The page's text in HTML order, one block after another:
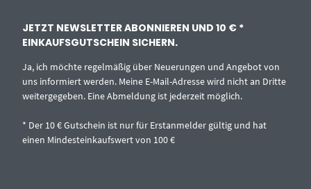
JETZT NEWSLETTER ABONNIEREN UND 10 € *
EINKAUFSGUTSCHEIN SICHERN.
Ja, ich möchte regelmäßig über Neuerungen und Angebot von
uns informiert werden. Meine E-Mail-Adresse wird nicht an Dritte
weitergegeben. Eine Abmeldung ist jederzeit möglich.
* Der 10 € Gutschein ist nur für Erstanmelder gültig und hat
einen Mindesteinkaufswert von 100 €